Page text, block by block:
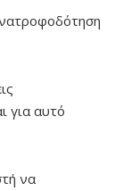
για αυτό
να